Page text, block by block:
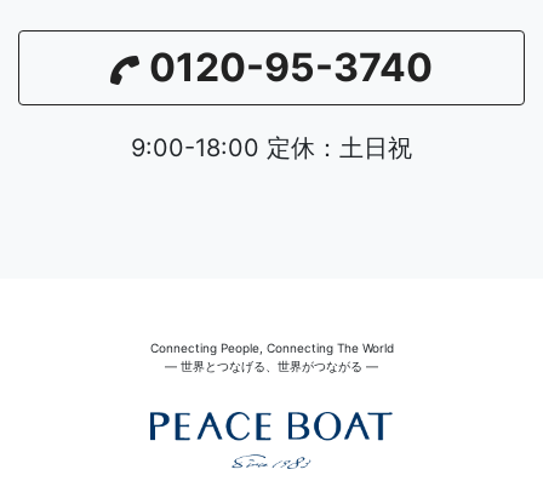
0120-95-3740
9:00-18:00 定休：土日祝
Connecting People, Connecting The World
― 世界とつなげる、世界がつながる ―